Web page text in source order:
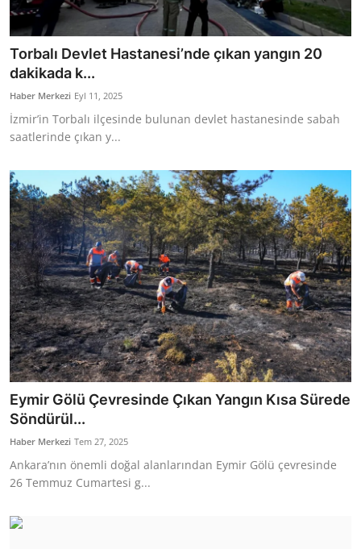
Torbalı Devlet Hastanesi’nde çıkan yangın 20
dakikada k...
Haber Merkezi Eyl 11, 2025
İzmir’in Torbalı ilçesinde bulunan devlet hastanesinde sabah
saatlerinde çıkan y...
Eymir Gölü Çevresinde Çıkan Yangın Kısa Sürede
Söndürül...
Haber Merkezi Tem 27, 2025
Ankara’nın önemli doğal alanlarından Eymir Gölü çevresinde
26 Temmuz Cumartesi g...